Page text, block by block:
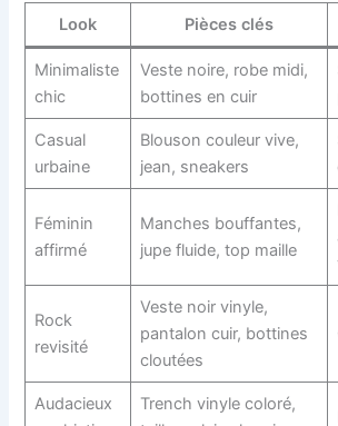
Look Pièces clés
Minimaliste
chic
Veste noire, robe midi,
bottines en cuir
Casual
urbaine
Blouson couleur vive,
jean, sneakers
Féminin
affirmé
Manches bouffantes,
jupe fluide, top maille
Rock
revisité
Veste noir vinyle,
pantalon cuir, bottines
cloutées
Audacieux
Trench vinyle coloré,